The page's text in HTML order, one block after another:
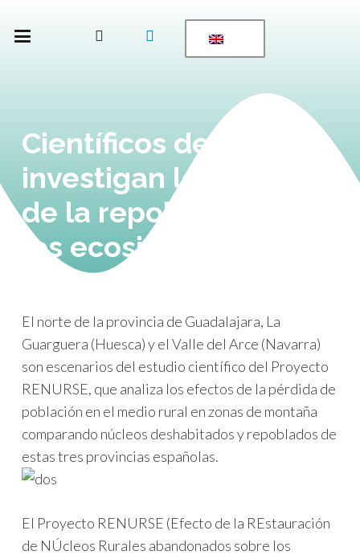
Científicos del CSIC
investigan los efectos
de la repoblación en
los ecosistemas
El norte de la provincia de Guadalajara, La
Guarguera (Huesca) y el Valle del Arce (Navarra)
son escenarios del estudio científico del Proyecto
RENURSE, que analiza los efectos de la pérdida de
población en el medio rural en zonas de montaña
comparando núcleos deshabitados y repoblados de
estas tres provincias españolas.
El Proyecto RENURSE (Efecto de la REstauración
de NÚcleos Rurales abandonados sobre los